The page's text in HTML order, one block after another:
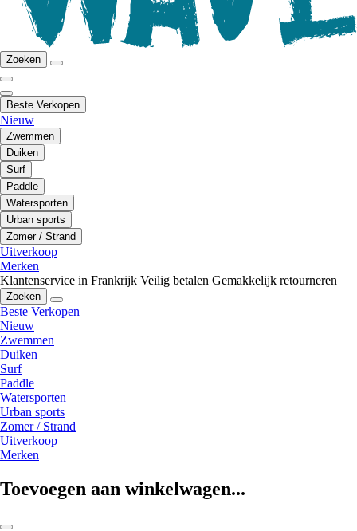
Zoeken
Beste Verkopen
Nieuw
Zwemmen
Duiken
Surf
Paddle
Watersporten
Urban sports
Zomer / Strand
Uitverkoop
Merken
Klantenservice in Frankrijk Veilig betalen Gemakkelijk retourneren
Zoeken
Beste Verkopen
Nieuw
Zwemmen
Duiken
Surf
Paddle
Watersporten
Urban sports
Zomer / Strand
Uitverkoop
Merken
Toevoegen aan winkelwagen...